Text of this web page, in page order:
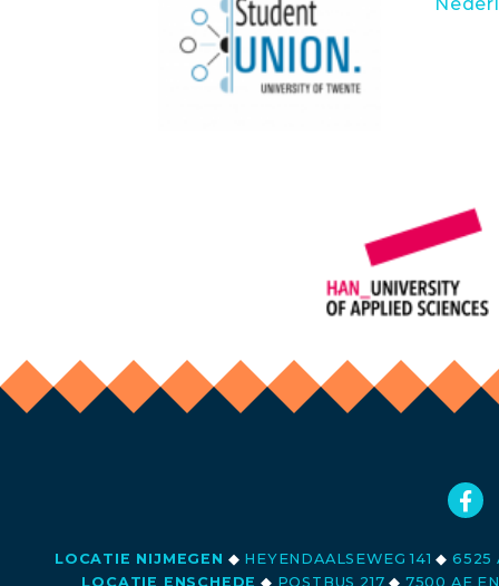
LOCATIE NIJMEGEN ◆ HEYENDAALSEWEG 141◆ 6525
LOCATIE ENSCHEDE ◆ POSTBUS 217◆ 7500 AE